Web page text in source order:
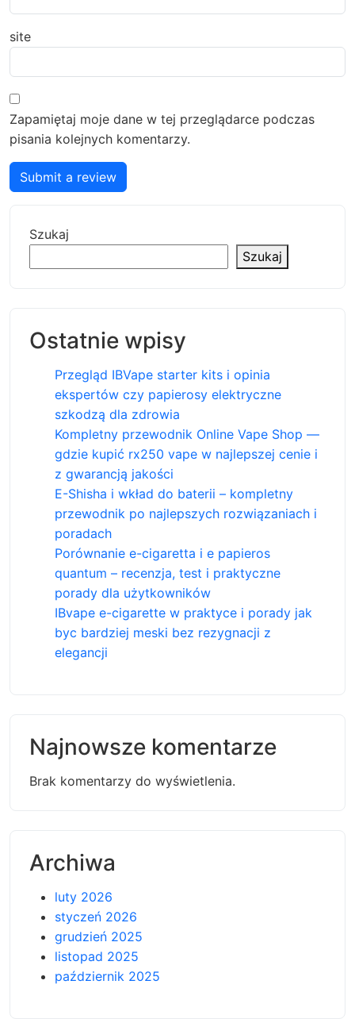
site
Zapamiętaj moje dane w tej przeglądarce podczas
pisania kolejnych komentarzy.
Submit a review
Szukaj
Szukaj
Ostatnie wpisy
Przegląd IBVape starter kits i opinia
ekspertów czy papierosy elektryczne
szkodzą dla zdrowia
Kompletny przewodnik Online Vape Shop —
gdzie kupić rx250 vape w najlepszej cenie i
z gwarancją jakości
E-Shisha i wkład do baterii – kompletny
przewodnik po najlepszych rozwiązaniach i
poradach
Porównanie e-cigaretta i e papieros
quantum – recenzja, test i praktyczne
porady dla użytkowników
IBvape e-cigarette w praktyce i porady jak
byc bardziej meski bez rezygnacji z
elegancji
Najnowsze komentarze
Brak komentarzy do wyświetlenia.
Archiwa
luty 2026
styczeń 2026
grudzień 2025
listopad 2025
październik 2025